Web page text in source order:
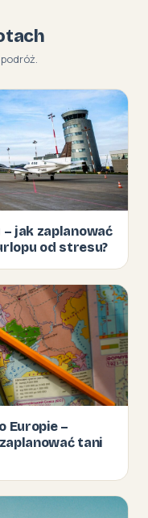
jak zaplanować
od stresu?
Europie –
tani